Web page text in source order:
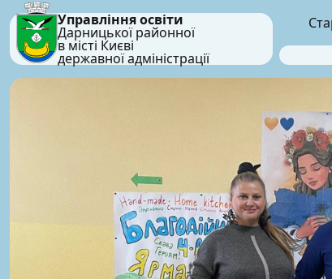
Управління освіти
Дарницької районної
в місті Києві
державної адміністрації